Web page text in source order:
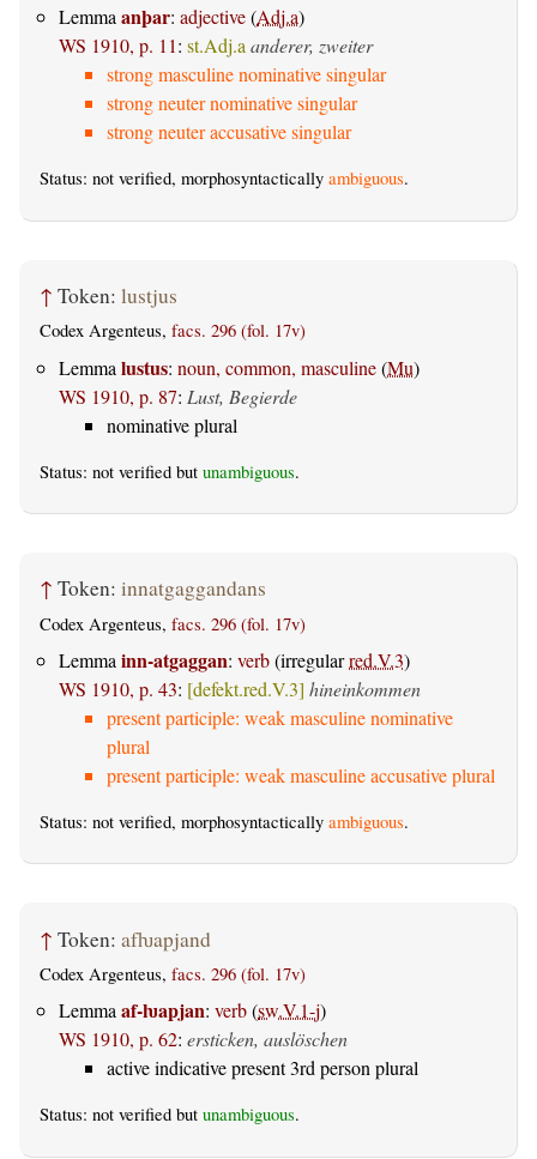
Lemmaanþar: adjective(Adj.a)
WS 1910, p. 11: st.Adj.aanderer, zweiter
strong masculine nominative singular
strong neuter nominative singular
strong neuter accusative singular
Status: not verified, morphosyntactically ambiguous.
↑ Token: lustjus
Codex Argenteus, facs. 296 (fol. 17v)
Lemma lustus: noun, common, masculine(Mu)
WS 1910, p. 87: Lust, Begierde
nominative plural
Status: not verified but unambiguous.
↑ Token: innatgaggandans
Codex Argenteus, facs. 296 (fol. 17v)
Lemma inn-atgaggan: verb(irregularred.V.3)
WS 1910, p. 43: [defekt.red.V.3] hineinkommen
present participle: weak masculine nominative
plural
present participle: weak masculine accusative plural
Status: not verified, morphosyntactically ambiguous.
↑ Token: afƕapjand
Codex Argenteus, facs. 296 (fol. 17v)
Lemma af-ƕapjan: verb(sw.V.1-j)
WS 1910, p. 62: ersticken, auslöschen
active indicative present 3rd person plural
Status: not verified but unambiguous.